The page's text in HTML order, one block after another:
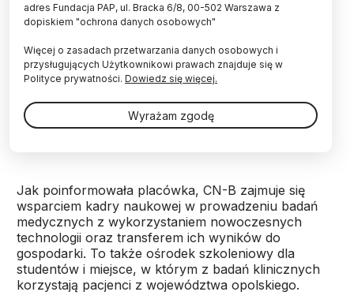
We wtorek, w przebudowanych budynkach dawnej
pralni szpitalnej USK w Opolu, otwarto Centrum
Naukowo-Badawcze, w skład którego wchodzi
Centrum Wsparcia Badań Klinicznych oraz Centrum
Badań i Innowacji w Chorobach Cywilizacyjnych.
znaczną część stanowią granty z Agencji Badań
Medycznych, Ministerstwa Nauki i Edukacji oraz
Jak poinformowała placówka, CN-B zajmuje się
wsparciem kadry naukowej w prowadzeniu badań
medycznych z wykorzystaniem nowoczesnych
technologii oraz transferem ich wyników do
gospodarki. To także ośrodek szkoleniowy dla
studentów i miejsce, w którym z badań klinicznych
korzystają pacjenci z województwa opolskiego.
adres Fundacja PAP, ul. Bracka 6/8, 00-502 Warszawa z
dopiskiem "ochrona danych osobowych"
Więcej o zasadach przetwarzania danych osobowych i
przysługujących Użytkownikowi prawach znajduje się w
Polityce prywatności. Dowiedz się więcej.
Wyrażam zgodę